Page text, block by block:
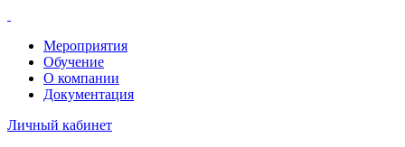
Мероприятия
Обучение
О компании
Документация
Личный кабинет